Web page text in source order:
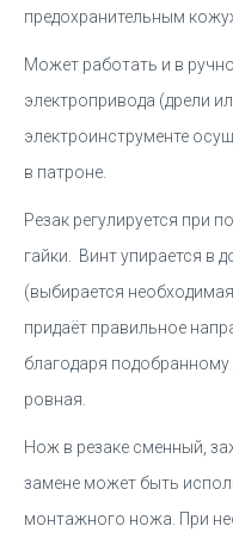
предохранительным
Может работать и в
электропривода (дрели
электроинструменте
в патроне.
Резак регулируется при
гайки. Винт упирается в
(выбирается
придаёт правильное
благодаря подобранному
ровная.
Нож в резаке сменный,
замене может быть
монтажного ножа. При